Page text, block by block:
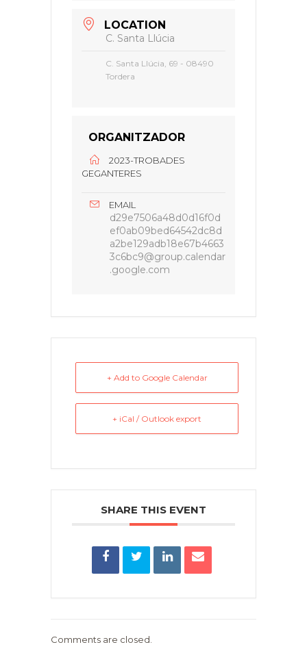
LOCATION
C. Santa Llúcia
C. Santa Llúcia, 69 - 08490
Tordera
ORGANITZADOR
2023-TROBADES
GEGANTERES
EMAIL
d29e7506a48d0d16f0d
ef0ab09bed64542dc8d
a2be129adb18e67b4663
3c6bc9@group.calendar
.google.com
+ Add to Google Calendar
+ iCal / Outlook export
SHARE THIS EVENT
Comments are closed.